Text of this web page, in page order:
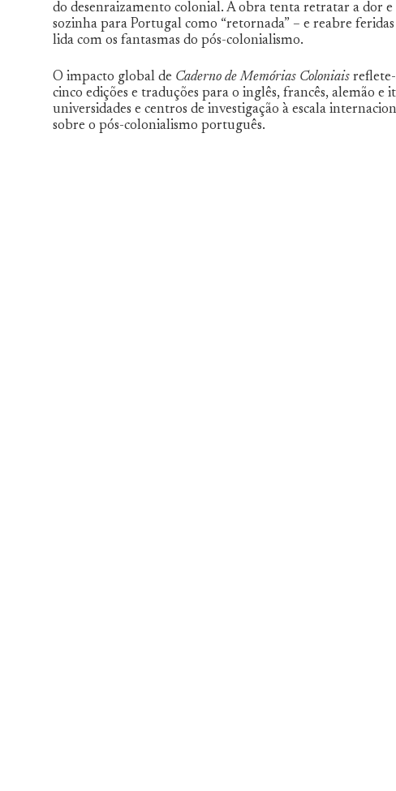
do desenraizamento colonial. A obra tenta retratar a dor
sozinha para Portugal como “retornada” – e reabre
lida com os fantasmas do pós-colonialismo.
O impacto global de Caderno de Memórias Coloniaisreflete-
cinco edições e traduções para o inglês, francês, alemão
universidades e centros de investigação à escala
sobre o pós-colonialismo português.